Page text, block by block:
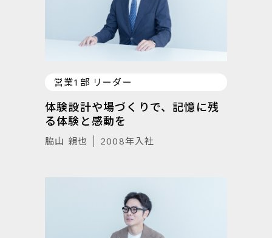
営業1部 リーダー
体験設計や場づくりで、記憶に残
る体験と感動を
脇山 親也 2008年入社